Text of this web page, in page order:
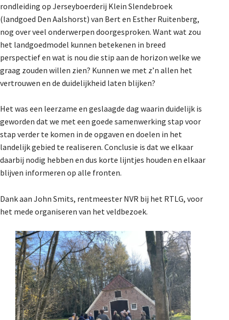
rondleiding op Jerseyboerderij Klein Slendebroek
(landgoed Den Aalshorst) van Bert en Esther Ruitenberg,
nog over veel onderwerpen doorgesproken. Want wat zou
het landgoedmodel kunnen betekenen in breed
perspectief en wat is nou die stip aan de horizon welke we
graag zouden willen zien? Kunnen we met z’n allen het
vertrouwen en de duidelijkheid laten blijken?
Het was een leerzame en geslaagde dag waarin duidelijk is
geworden dat we met een goede samenwerking stap voor
stap verder te komen in de opgaven en doelen in het
landelijk gebied te realiseren. Conclusie is dat we elkaar
daarbij nodig hebben en dus korte lijntjes houden en elkaar
blijven informeren op alle fronten.
Dank aan John Smits, rentmeester NVR bij het RTLG, voor
het mede organiseren van het veldbezoek.